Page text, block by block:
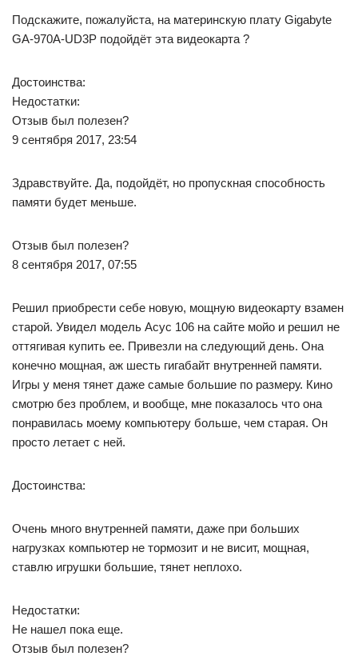
Подскажите, пожалуйста, на материнскую плату Gigabyte
GA-970A-UD3P подойдёт эта видеокарта ?
Достоинства:
Недостатки:
Отзыв был полезен?
9 сентября 2017, 23:54
Здравствуйте. Да, подойдёт, но пропускная способность
памяти будет меньше.
Отзыв был полезен?
8 сентября 2017, 07:55
Решил приобрести себе новую, мощную видеокарту взамен
старой. Увидел модель Асус 106 на сайте мойо и решил не
оттягивая купить ее. Привезли на следующий день. Она
конечно мощная, аж шесть гигабайт внутренней памяти.
Игры у меня тянет даже самые большие по размеру. Кино
смотрю без проблем, и вообще, мне показалось что она
понравилась моему компьютеру больше, чем старая. Он
просто летает с ней.
Достоинства:
Очень много внутренней памяти, даже при больших
нагрузках компьютер не тормозит и не висит, мощная,
ставлю игрушки большие, тянет неплохо.
Недостатки:
Не нашел пока еще.
Отзыв был полезен?